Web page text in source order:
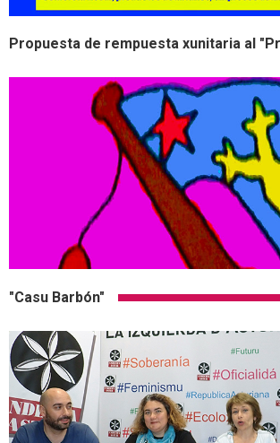
Propuesta de rempuesta xunitaria al
"Casu Barbón"